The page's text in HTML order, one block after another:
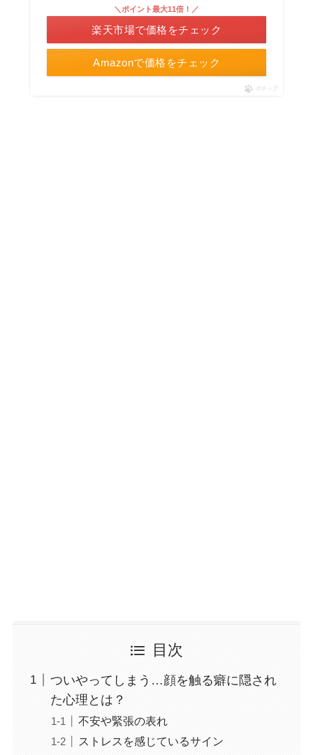
Amazonで価格をチェック
＼ポイント最大11倍！／
楽天市場で価格をチェック
ポチップ
目次
ついやってしまう…顔を触る癖に隠され
た心理とは？
不安や緊張の表れ
ストレスを感じているサイン